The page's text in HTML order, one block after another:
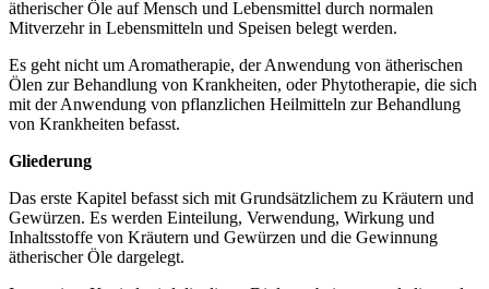
ätherischer Öle auf Mensch und Lebensmittel durch normalen
Mitverzehr in Lebensmitteln und Speisen belegt werden.
Es geht nicht um Aromatherapie, der Anwendung von ätherischen
Ölen zur Behandlung von Krankheiten, oder Phytotherapie, die sich
mit der Anwendung von pflanzlichen Heilmitteln zur Behandlung
von Krankheiten befasst.
Gliederung
Das erste Kapitel befasst sich mit Grundsätzlichem zu Kräutern und
Gewürzen. Es werden Einteilung, Verwendung, Wirkung und
Inhaltsstoffe von Kräutern und Gewürzen und die Gewinnung
ätherischer Öle dargelegt.